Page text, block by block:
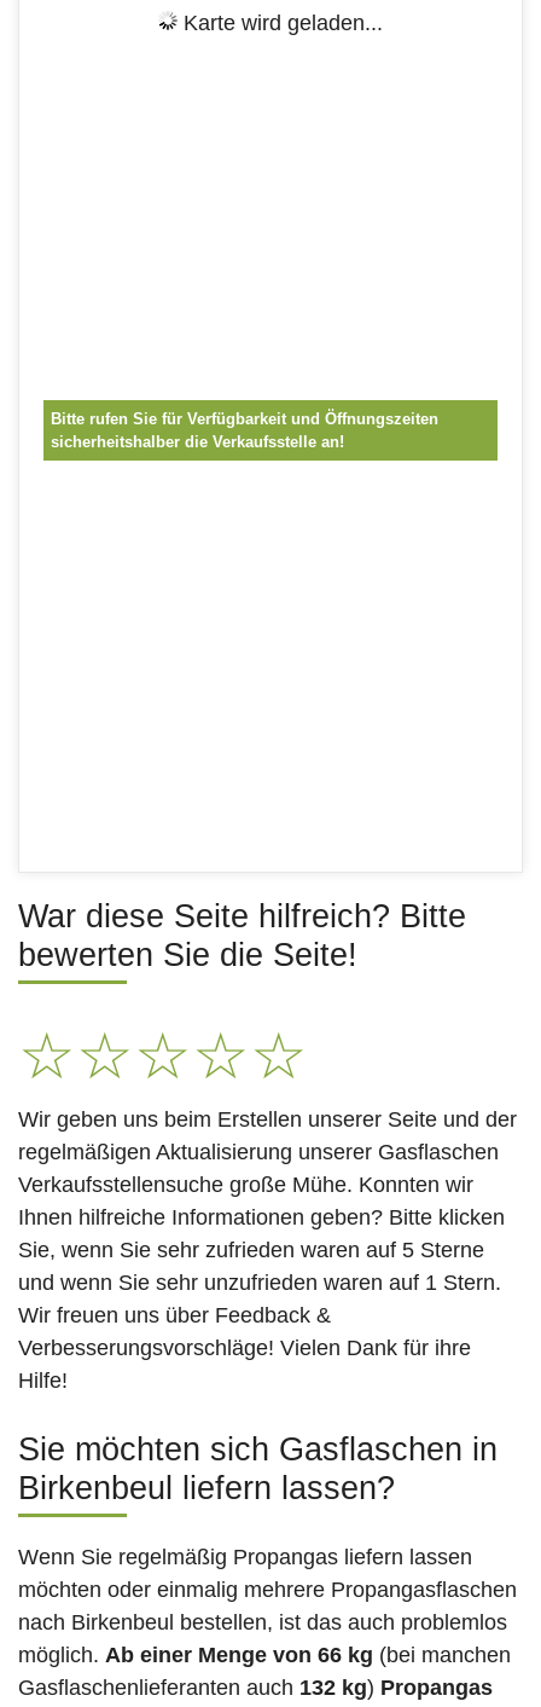
Karte wird geladen...
Bitte rufen Sie für Verfügbarkeit und Öffnungszeiten
sicherheitshalber die Verkaufsstelle an!
War diese Seite hilfreich? Bitte
bewerten Sie die Seite!
☆☆☆☆☆
Wir geben uns beim Erstellen unserer Seite und der
regelmäßigen Aktualisierung unserer Gasflaschen
Verkaufsstellensuche große Mühe. Konnten wir
Ihnen hilfreiche Informationen geben? Bitte klicken
Sie, wenn Sie sehr zufrieden waren auf 5 Sterne
und wenn Sie sehr unzufrieden waren auf 1 Stern.
Wir freuen uns über Feedback &
Verbesserungsvorschläge! Vielen Dank für ihre
Hilfe!
Sie möchten sich Gasflaschen in
Birkenbeul liefern lassen?
Wenn Sie regelmäßig Propangas liefern lassen
möchten oder einmalig mehrere Propangasflaschen
nach Birkenbeul bestellen, ist das auch problemlos
möglich. Ab einer Menge von 66 kg (bei manchen
Gasflaschenlieferanten auch 132 kg) Propangas